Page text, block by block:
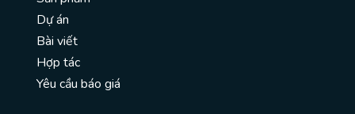
Dự án
Bài viết
Hợp tác
Yêu cầu báo giá